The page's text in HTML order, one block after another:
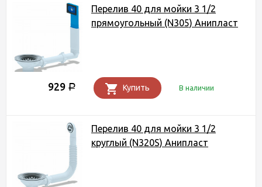
Перелив 40 для мойки 3 1/2
прямоугольный (N305) Анипласт
929 Р Купить В наличии
Перелив 40 для мойки 3 1/2
круглый (N320S) Анипласт